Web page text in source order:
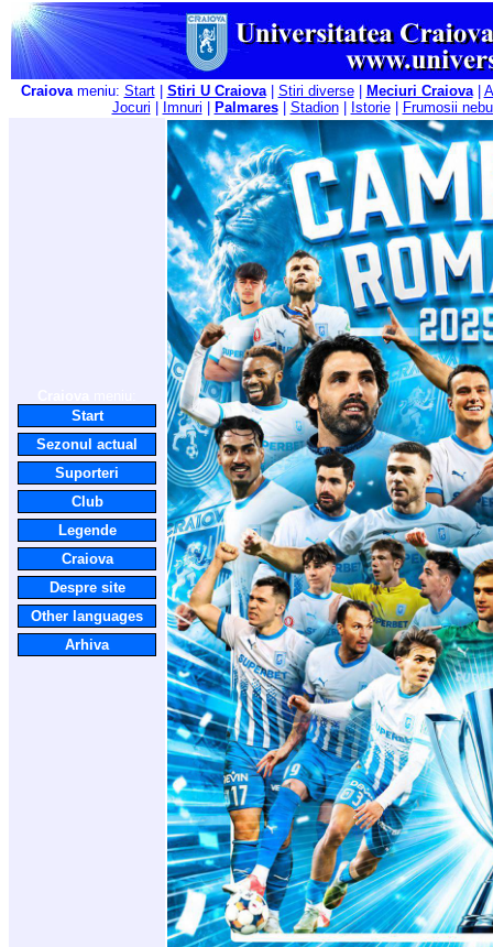
Craiovameniu: Start| Stiri U Craiova| Stiri diverse| Meciuri Craiova|
Jocuri
Imnuri Palmares| Stadion| Istorie| Frumosii
Start
Sezonul actual
Suporteri
Club
Legende
Craiova
Despre site
Other languages
Arhiva